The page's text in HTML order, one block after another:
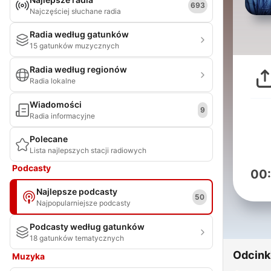
Najczęściej słuchane radia
693
Radia według gatunków
15 gatunków muzycznych
Radia według regionów
Radia lokalne
Wiadomości
Radia informacyjne
9
Polecane
Lista najlepszych stacji radiowych
Podcasty
Najlepsze podcasty
Najpopularniejsze podcasty
50
Podcasty według gatunków
18 gatunków tematycznych
Muzyka